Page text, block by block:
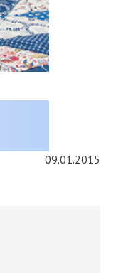
09.01.2015